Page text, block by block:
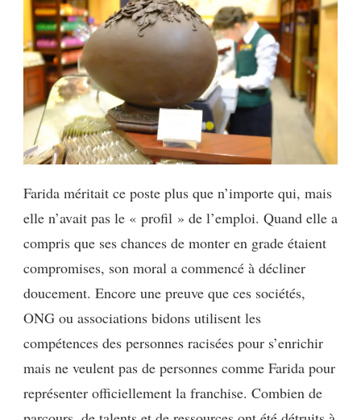
Farida méritait ce poste plus que n’importe qui, mais
elle n’avait pas le « profil » de l’emploi. Quand elle a
compris que ses chances de monter en grade étaient
compromises, son moral a commencé à décliner
doucement. Encore une preuve que ces sociétés,
ONG ou associations bidons utilisent les
compétences des personnes racisées pour s’enrichir
mais ne veulent pas de personnes comme Farida pour
représenter officiellement la franchise. Combien de